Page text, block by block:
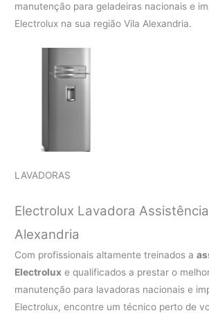
manutenção para geladeiras nacionais e
Electrolux na sua região Vila Alexandria.
LAVADORAS
Electrolux Lavadora
Alexandria
Com profissionais altamente treinados a
Electrolux e qualificados a prestar o
manutenção para lavadoras nacionais e
Electrolux, encontre um técnico perto de